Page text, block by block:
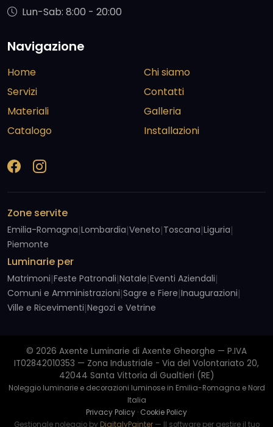
Lun-Sab: 8:00 - 20:00
Navigazione
Home
Servizi
Materiali
Catalogo
Chi siamo
Contatti
Galleria
Installazioni
Zone servite
Emilia-Romagna|Lombardia|Veneto|Toscana|Liguria|
Piemonte
Luminarie per
Matrimoni|Feste Patronali|Natale|Eventi Aziendali|
Comuni e Amministrazioni|Sagre e Fiere|Inaugurazioni|
Ville e Ricevimenti|Negozi e Vetrine
© 2026 Axente Luminarie di Axente Gheorghe — P.IVA
IT02842010353 — Zona Industriale - Via del Volontariato 20,
42044 Santa Vittoria di Gualtieri (RE)
Noleggio luminarie e decorazioni luminose in Emilia-Romagna e Nord
Italia
Privacy Policy · Cookie Policy
Gestionale noleggio by DigitalyPainter— Il software per gestire il tuo